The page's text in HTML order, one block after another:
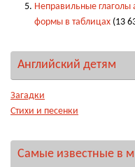
Неправильные глаголы
формы в таблицах (13
Английский детям
Загадки
Стихи и песенки
Самые известные в